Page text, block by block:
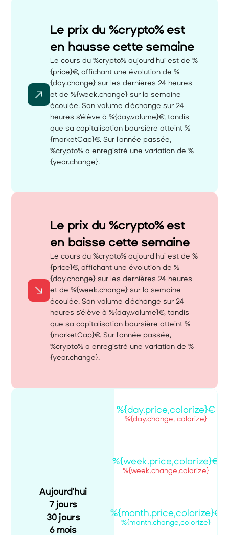
Le prix du %crypto% est
en hausse cette semaine
Le cours du %crypto% aujourd'hui est de %
{price}€, affichant une évolution de %
{day.change} sur les dernières 24 heures
et de %{week.change} sur la semaine
écoulée. Son volume d'échange sur 24
heures s'élève à %{day.volume}€, tandis
que sa capitalisation boursière atteint %
{marketCap}€. Sur l'année passée,
%crypto% a enregistré une variation de %
{year.change}.
Le prix du %crypto% est
en baisse cette semaine
Le cours du %crypto% aujourd'hui est de %
{price}€, affichant une évolution de %
{day.change} sur les dernières 24 heures
et de %{week.change} sur la semaine
écoulée. Son volume d'échange sur 24
heures s'élève à %{day.volume}€, tandis
que sa capitalisation boursière atteint %
{marketCap}€. Sur l'année passée,
%crypto% a enregistré une variation de %
{year.change}.
Aujourd’hui
7 jours
30 jours
6 mois
%{day.price,colorize}€
%{day.change, colorize}
%{week.price,colorize}€
%{week.change,colorize}
%{month.price,colorize}€
%{month.change,colorize}